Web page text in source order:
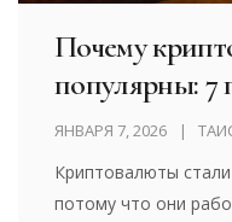
Почему
популярны: 7
интереса
ЯНВАРЯ 7, 2026
Криптовалюты
потому что они